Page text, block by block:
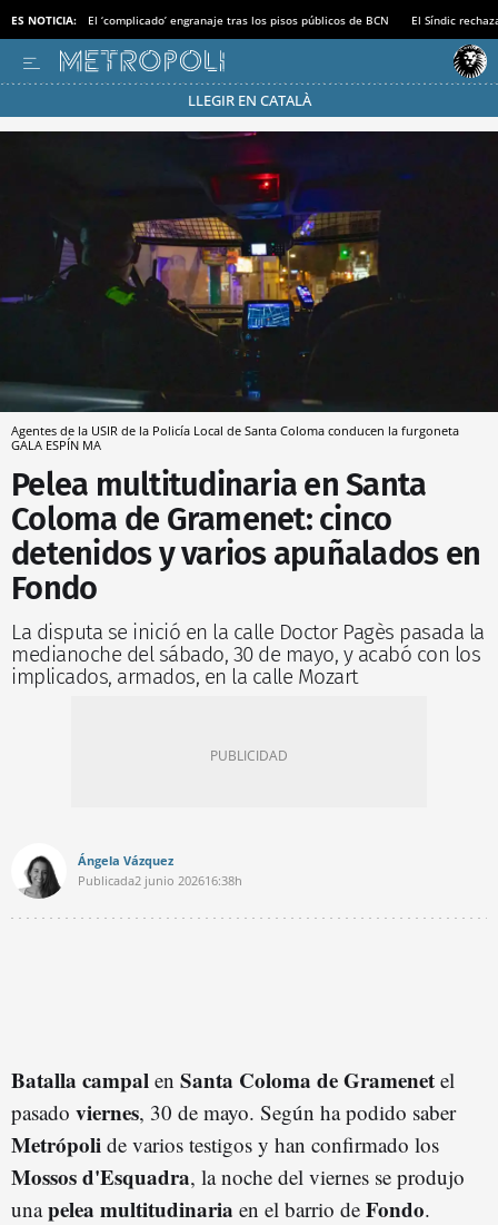
ES NOTICIA: El ‘complicado’ engranaje tras los pisos públicos de BCN El Síndic
LLEGIR EN CATALÀ
Pásate al MODO AHORRO
Agentes de la USIR de la Policía Local de Santa Coloma conducen la furgoneta
GALA ESPÍN MA
Pelea multitudinaria en Santa
Coloma de Gramenet: cinco
detenidos y varios apuñalados en
Fondo
La disputa se inició en la calle Doctor Pagès pasada la
medianoche del sábado, 30 de mayo, y acabó con los
implicados, armados, en la calle Mozart
Ángela Vázquez
Publicada2 junio 202616:38h
Batalla campal en Santa Coloma de Gramenet el
pasado viernes, 30 de mayo. Según ha podido saber
Metrópoli de varios testigos y han confirmado los
Mossos d'Esquadra, la noche del viernes se produjo
unapelea multitudinaria en el barrio de Fondo.